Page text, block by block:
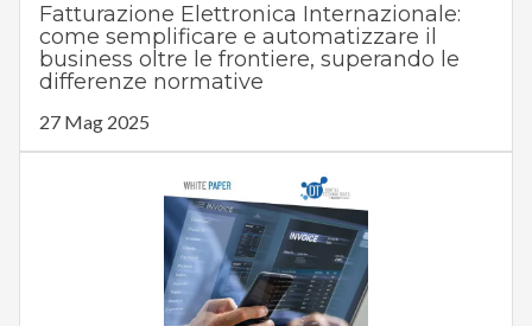
Fatturazione Elettronica Internazionale:
come semplificare e automatizzare il
business oltre le frontiere, superando le
differenze normative
27 Mag 2025